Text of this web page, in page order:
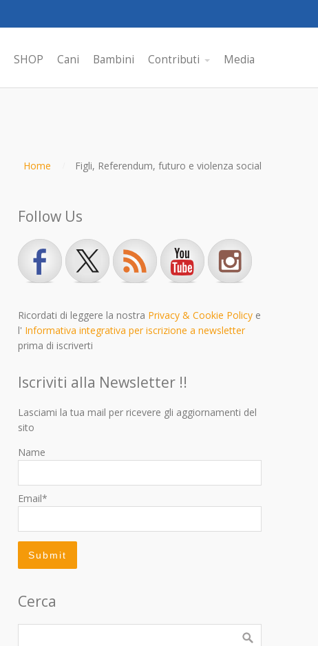
SHOP Cani Bambini Contributi Media
Home Figli, Referendum, futuro e violenza social
Follow Us
Ricordati di leggere la nostra Privacy & Cookie Policye
l' Informativa integrativa per iscrizione a newsletter
prima di iscriverti
Iscriviti alla Newsletter !!
Lasciami la tua mail per ricevere gli aggiornamenti del
sito
Name
Email*
Cerca